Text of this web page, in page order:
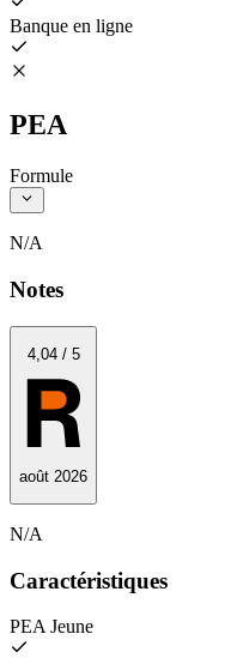
Banque en ligne
PEA
Formule
N/A
Notes
4,04/ 5
août 2026
N/A
Caractéristiques
PEA Jeune